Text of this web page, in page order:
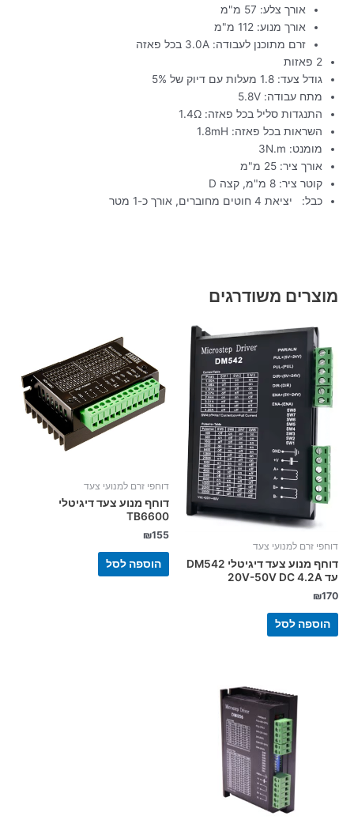
אורך צלע: 57 מ"מ
אורך מנוע: 112 מ"מ
זרם מתוכנן לעבודה: 3.0A בכל פאזה
2 פאזות
גודל צעד: 1.8 מעלות עם דיוק של 5%
מתח עבודה: 5.8V
התנגדות סליל בכל פאזה: 1.4Ω
השראות בכל פאזה: 1.8mH
מומנט: 3N.m
אורך ציר: 25 מ"מ
קוטר ציר: 8 מ"מ, קצה D
כבל: יציאת 4 חוטים מחוברים, אורך כ-1 מטר
מוצרים משודרגים
דוחפי זרם למנועי צעד
דוחף מנוע צעד דיגיטלי DM542
עד 20V-50V DC 4.2A
₪170
הוספה לסל
דוחפי זרם למנועי צעד
דוחף מנוע צעד דיגיטלי
TB6600
₪155
הוספה לסל